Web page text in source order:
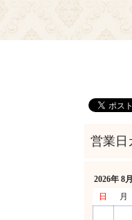
2026年 8月
日
月